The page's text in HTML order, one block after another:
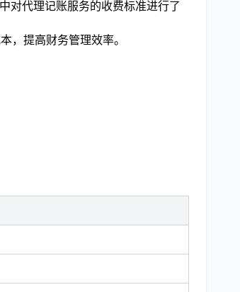
对代理记账服务的收费标准进行了
，提高财务管理效率。